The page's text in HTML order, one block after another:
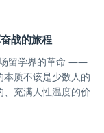
战的旅程
留学界的革命 ——
质不该是少数人的
充满人性温度的价